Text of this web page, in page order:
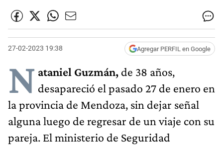
27-02-2023 19:38 Agregar PERFIL en Google
N ataniel Guzmán, de 38 años,
desapareció el pasado 27 de enero en
la provincia de Mendoza, sin dejar señal
alguna luego de regresar de un viaje con su
pareja. El ministerio de Seguridad